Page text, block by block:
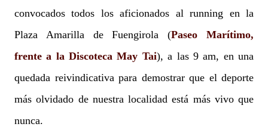
convocados todos los aficionados al running en la
Plaza Amarilla de Fuengirola (Paseo Marítimo,
frente a la Discoteca May Tai), a las 9 am, en una
quedada reivindicativa para demostrar que el deporte
más olvidado de nuestra localidad está más vivo que
nunca.